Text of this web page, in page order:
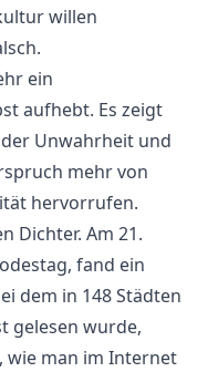
willen
ein
aufhebt. Es zeigt
Unwahrheit und
mehr von
hervorrufen.
Dichter. Am 21.
fand ein
dem in 148 Städten
gelesen wurde,
wie man im Internet